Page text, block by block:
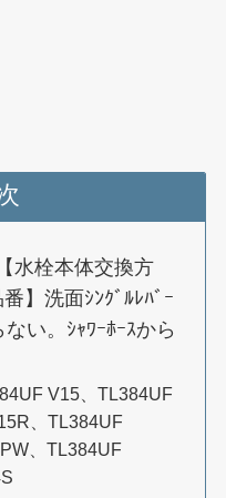
水栓本体交換方
】洗面ｼﾝｸﾞﾙﾚﾊﾞｰ
い。ｼｬﾜｰﾎｰｽから
V15、TL384UF
、TL384UF
、TL384UF